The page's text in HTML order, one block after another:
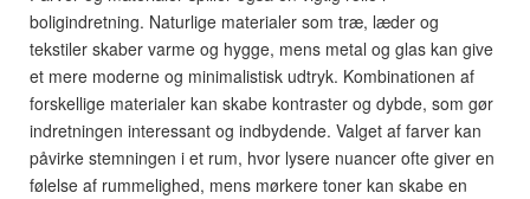
boligindretning. Naturlige materialer som træ, læder og
tekstiler skaber varme og hygge, mens metal og glas kan give
et mere moderne og minimalistisk udtryk. Kombinationen af
forskellige materialer kan skabe kontraster og dybde, som gør
indretningen interessant og indbydende. Valget af farver kan
påvirke stemningen i et rum, hvor lysere nuancer ofte giver en
følelse af rummelighed, mens mørkere toner kan skabe en